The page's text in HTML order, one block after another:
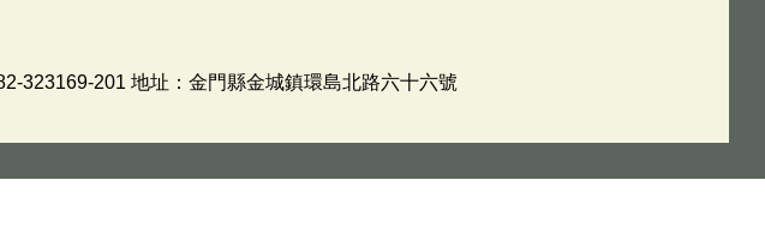
323169-201 地址：金門縣金城鎮環島北路六十六號